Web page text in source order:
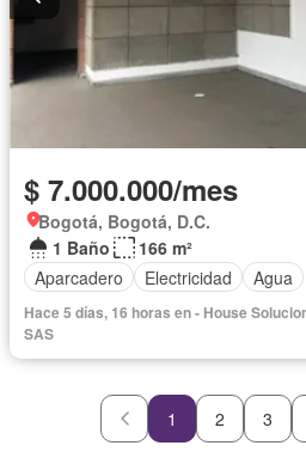
$ 7.000.000/mes
Bogotá, Bogotá, D.C.
1 Baño
166 m²
Aparcadero
Electricidad Agua
Hace 5 días, 16 horas en - House
SAS
1 2 3